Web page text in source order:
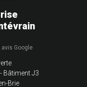
avis Google
Bâtiment J3
Brie